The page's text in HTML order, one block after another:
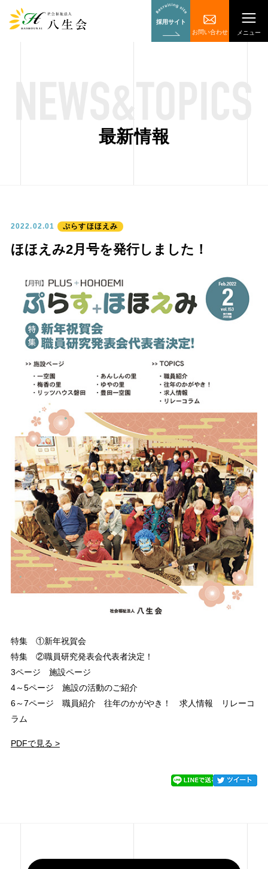
採用サイト
お問い合わせ
メニュー
最新情報
2022.02.01 ぷらすほほえみ
ほほえみ2月号を発行しました！
特集 ①新年祝賀会
特集 ②職員研究発表会代表者決定！
3ページ 施設ページ
4～5ページ 施設の活動のご紹介
6～7ページ 職員紹介 往年のかがやき！ 求人情報 リレーコ
ラム
PDFで見る >